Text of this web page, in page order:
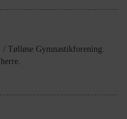
Tølløse Gymnastikforening.